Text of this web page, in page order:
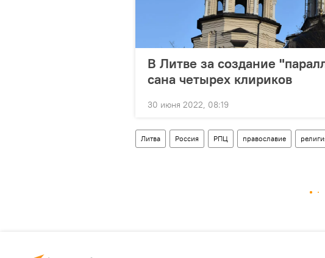
В Литве за создание
сана четырех клириков
30 июня 2022, 08:19
Литва Россия РПЦ православие